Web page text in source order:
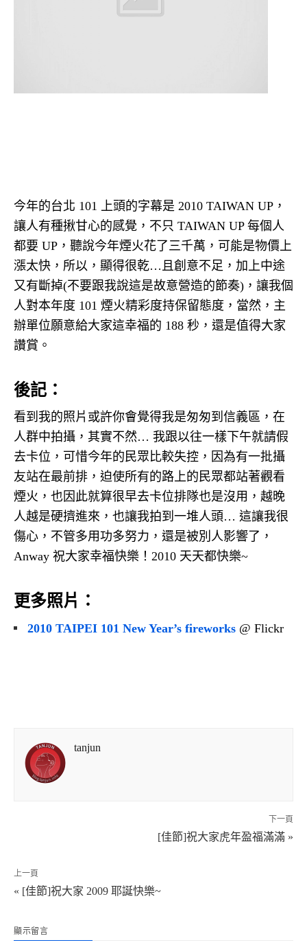
今年的台北 101 上頭的字幕是 2010 TAIWAN UP，
讓人有種揪甘心的感覺，不只 TAIWAN UP 每個人
都要 UP，聽說今年煙火花了三千萬，可能是物價上
漲太快，所以，顯得很乾…且創意不足，加上中途
又有斷掉(不要跟我說這是故意營造的節奏)，讓我個
人對本年度 101 煙火精彩度持保留態度，當然，主
辦單位願意給大家這幸福的 188 秒，還是值得大家
讚賞。
後記：
看到我的照片或許你會覺得我是匆匆到信義區，在
人群中拍攝，其實不然… 我跟以往一樣下午就請假
去卡位，可惜今年的民眾比較失控，因為有一批攝
友站在最前排，迫使所有的路上的民眾都站著觀看
煙火，也因此就算很早去卡位排隊也是沒用，越晚
人越是硬擠進來，也讓我拍到一堆人頭… 這讓我很
傷心，不管多用功多努力，還是被別人影響了，
Anway 祝大家幸福快樂！2010 天天都快樂~
更多照片：
2010 TAIPEI 101 New Year’s fireworks @ Flickr
tanjun
下一頁
[佳節]祝大家虎年盈福滿滿 »
上一頁
« [佳節]祝大家 2009 耶誕快樂~
顯示留言